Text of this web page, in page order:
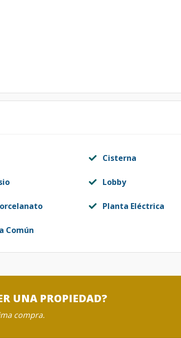
Cisterna
Lobby
Planta Eléctrica
Común
UNA PROPIEDAD?
compra.